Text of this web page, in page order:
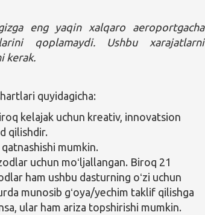
eng yaqin xalqaro aeroportgacha
qoplamaydi. Ushbu xarajatlarni
kerak.
quyidagicha:
kelajak uchun kreativ, innovatsion
qilishdir.
mumkin.
uchun moʻljallangan. Biroq 21
ham ushbu dasturning oʻzi uchun
munosib gʻoya/yechim taklif qilishga
ular ham ariza topshirishi mumkin.